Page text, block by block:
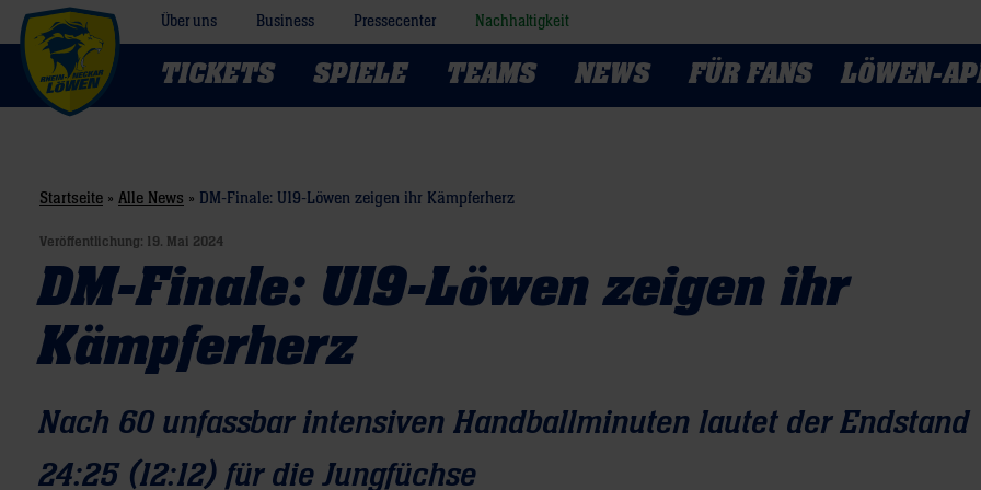
Über uns Business Pressecenter Nachhaltigkeit
TICKETS SPIELE TEAMS NEWS FÜR FANS LÖWEN-
Startseite » Alle News » DM-Finale: U19-Löwen zeigen ihr Kämpferherz
Veröffentlichung: 19. Mai 2024
DM-Finale: U19-Löwen zeigen ihr
Kämpferherz
Nach 60 unfassbar intensiven Handballminuten lautet der Endstand
24:25 (12:12) für die Jungfüchse